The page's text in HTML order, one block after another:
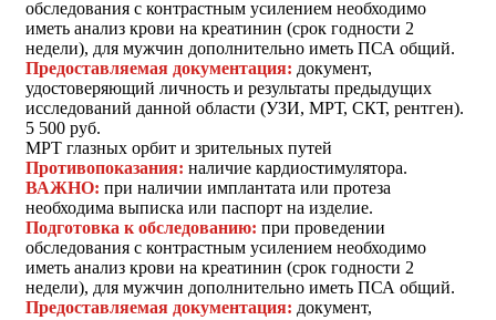
обследования с контрастным усилением необходимо
иметь анализ крови на креатинин (срок годности 2
недели), для мужчин дополнительно иметь ПСА общий.
Предоставляемая документация: документ,
удостоверяющий личность и результаты предыдущих
исследований данной области (УЗИ, МРТ, СКТ, рентген).
5 500 руб.
МРТ глазных орбит и зрительных путей
Противопоказания: наличие кардиостимулятора.
ВАЖНО: при наличии имплантата или протеза
необходима выписка или паспорт на изделие.
Подготовка к обследованию: при проведении
обследования с контрастным усилением необходимо
иметь анализ крови на креатинин (срок годности 2
недели), для мужчин дополнительно иметь ПСА общий.
Предоставляемая документация: документ,